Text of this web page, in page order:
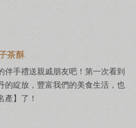
茶酥
伴手禮送親戚朋友吧！第一次看到
的綻放，豐富我們的美食生活，也
產】了！